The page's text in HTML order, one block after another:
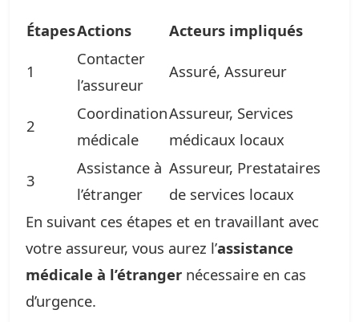
ÉtapesActions Acteurs impliqués
1
Contacter
l’assureur
Assuré, Assureur
2
Coordination
médicale
Assureur, Services
médicaux locaux
3
Assistance à
l’étranger
Assureur, Prestataires
de services locaux
En suivant ces étapes et en travaillant avec
votre assureur, vous aurez l’assistance
médicale à l’étranger nécessaire en cas
d’urgence.